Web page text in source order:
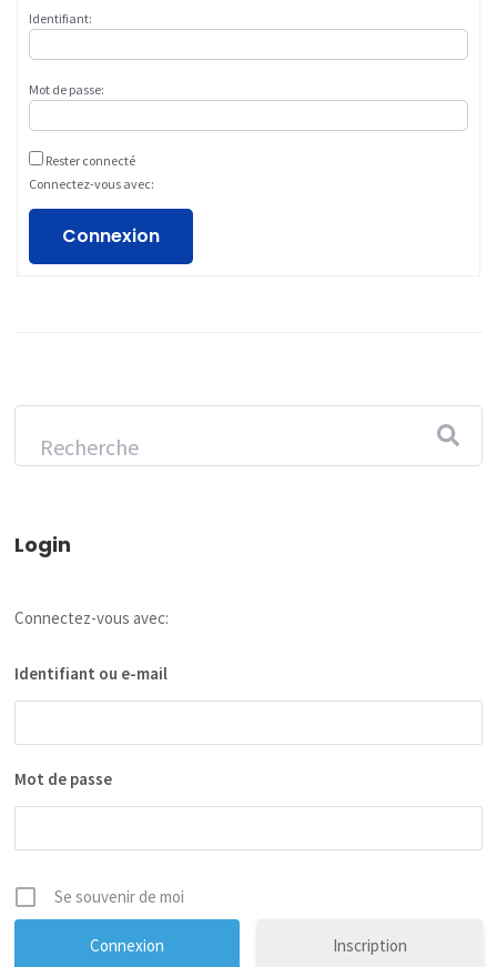
Identifiant:
Mot de passe:
Rester connecté
Connectez-vous avec:
Connexion
Login
Connectez-vous avec:
Identifiant ou e-mail
Mot de passe
Se souvenir de moi
Inscription